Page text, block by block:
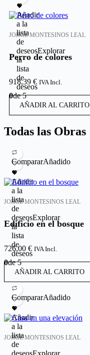
Añadir
a la
lista
de
deseosExplorar
la
lista
de
deseos
JORGE MONTESINOS LEAL
Perro de colores
918,39 € IVA Incl.
0de 5
AÑADIR AL CARRITO
Todas las Obras
CompararAñadido
Añadir
a la
lista
de
deseosExplorar
la
lista
de
deseos
JORGE MONTESINOS LEAL
Edificio en el bosque
726,00 € IVA Incl.
0de 5
AÑADIR AL CARRITO
CompararAñadido
Añadir
a la
lista
de
deseosExplorar
JORGE MONTESINOS LEAL